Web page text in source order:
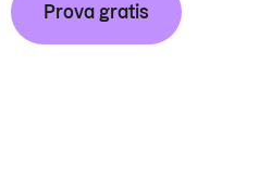
Prova gratis